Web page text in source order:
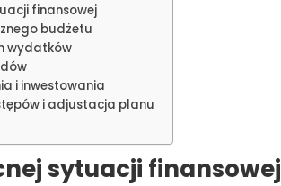
finansowej
budżetu
wydatków
i inwestowania
i adjustacja planu
sytuacji finansowej